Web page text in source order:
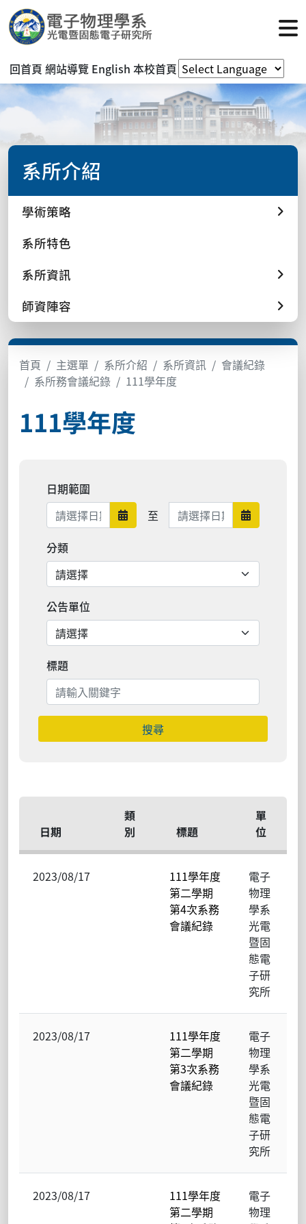
回首頁 網站導覽 English 本校首頁
系所介紹
學術策略
系所特色
系所資訊
師資陣容
首頁 主選單 系所介紹 系所資訊
會議紀錄
系所務會議紀錄
111學年度
111學年度
日期範圍
日期範圍開始
至 日期範圍結束 日期範圍
分類
公告單位
標題
搜尋
日期
類
別
標題
單
位
2023/08/17
111學年度
第二學期
第4次系務
會議紀錄
電子
物理
學系
光電
暨固
態電
子研
究所
2023/08/17
111學年度
第二學期
第3次系務
會議紀錄
電子
物理
學系
光電
暨固
態電
子研
究所
2023/08/17
111學年度
第二學期
電子
物理